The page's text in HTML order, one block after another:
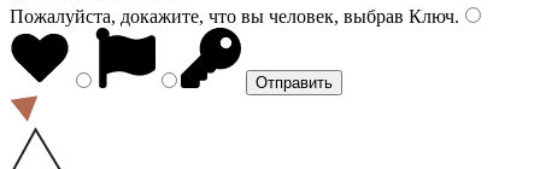
Пожалуйста, докажите, что вы человек, выбрав Ключ.